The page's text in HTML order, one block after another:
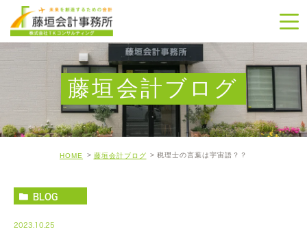
藤垣会計ブログ
HOME 藤垣会計ブログ 税理士の言葉は宇宙語？？
BLOG
2023.10.25